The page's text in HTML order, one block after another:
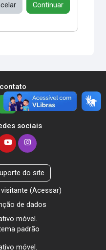
Continuar
sociais
do site
(Acessar)
de dados
móvel.
padrão
móvel.